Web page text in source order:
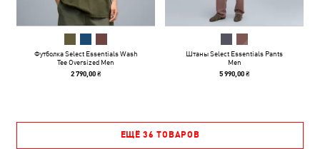
Футболка Select Essentials Wash
Tee Oversized Men
2 790,00 ₴
Штаны Select Essentials Pants
Men
5 990,00 ₴
ЕЩЁ 36 ТОВАРОВ